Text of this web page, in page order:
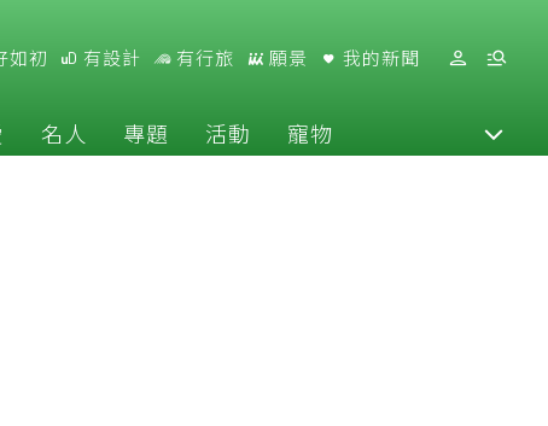
如初 有設計 有行旅 願景 我的新聞
名人 專題 活動 寵物